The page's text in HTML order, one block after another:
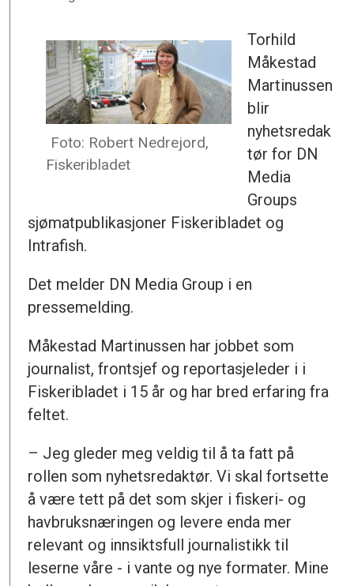
Foto: Robert Nedrejord,
Fiskeribladet
Torhild
Måkestad
Martinussen
blir
nyhetsredak
tør for DN
Media
Groups
sjømatpublikasjoner Fiskeribladet og
Intrafish.
Det melder DN Media Group i en
pressemelding.
Måkestad Martinussen har jobbet som
journalist, frontsjef og reportasjeleder i i
Fiskeribladet i 15 år og har bred erfaring fra
feltet.
– Jeg gleder meg veldig til å ta fatt på
rollen som nyhetsredaktør. Vi skal fortsette
å være tett på det som skjer i fiskeri- og
havbruksnæringen og levere enda mer
relevant og innsiktsfull journalistikk til
leserne våre - i vante og nye formater. Mine